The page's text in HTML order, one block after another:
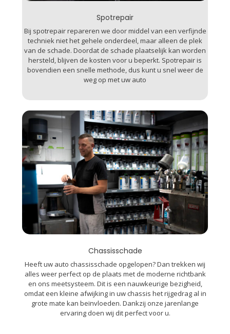
Spotrepair
Bij spotrepair repareren we door middel van een verfijnde
techniek niet het gehele onderdeel, maar alleen de plek
van de schade. Doordat de schade plaatselijk kan worden
hersteld, blijven de kosten voor u beperkt. Spotrepair is
bovendien een snelle methode, dus kunt u snel weer de
weg op met uw auto
Chassisschade
Heeft uw auto chassisschade opgelopen? Dan trekken wij
alles weer perfect op de plaats met de moderne richtbank
en ons meetsysteem. Dit is een nauwkeurige bezigheid,
omdat een kleine afwijking in uw chassis het rijgedrag al in
grote mate kan beïnvloeden. Dankzij onze jarenlange
ervaring doen wij dit perfect voor u.